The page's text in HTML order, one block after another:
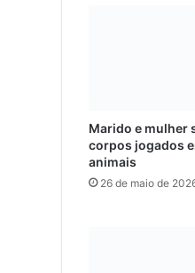
Marido e mulher
corpos jogados
animais
26 de maio de